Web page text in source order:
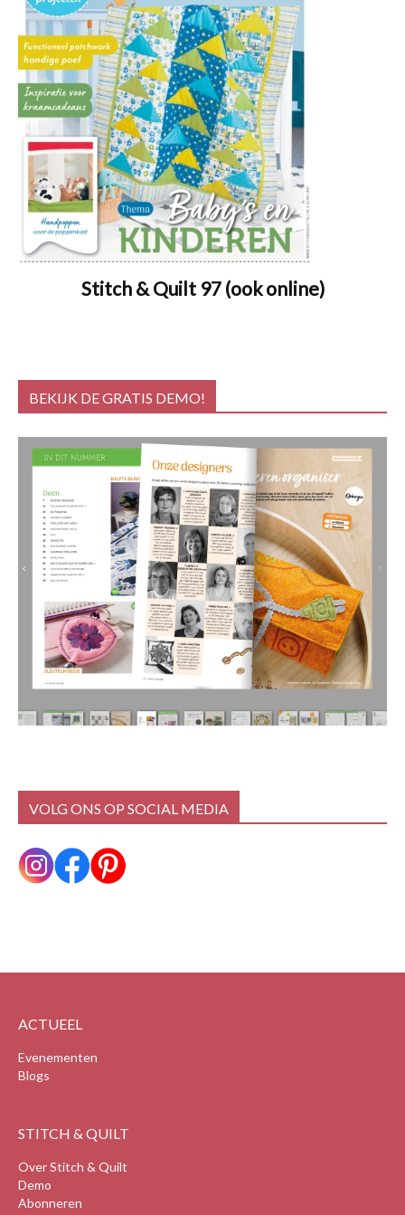
Stitch & Quilt 97 (ook online)
BEKIJK DE GRATIS DEMO!
VOLG ONS OP SOCIAL MEDIA
ACTUEEL
Evenementen
Blogs
STITCH & QUILT
Over Stitch & Quilt
Demo
Abonneren